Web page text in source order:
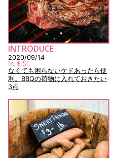
INTRODUCE
2020/09/14
[たまも]
なくても困らないケドあったら便
利。BBQの荷物に入れておきたい
3点